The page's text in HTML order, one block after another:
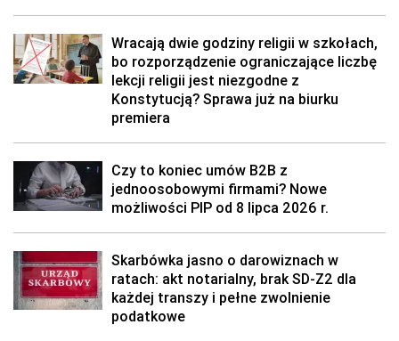
Wracają dwie godziny religii w szkołach,
bo rozporządzenie ograniczające liczbę
lekcji religii jest niezgodne z
Konstytucją? Sprawa już na biurku
premiera
Czy to koniec umów B2B z
jednoosobowymi firmami? Nowe
możliwości PIP od 8 lipca 2026 r.
Skarbówka jasno o darowiznach w
ratach: akt notarialny, brak SD-Z2 dla
każdej transzy i pełne zwolnienie
podatkowe